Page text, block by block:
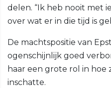
delen. “Ik heb nooit met
over wat er in die tijd is
De machtspositie van
ogenschijnlijk goed
haar een grote rol in hoe
inschatte.